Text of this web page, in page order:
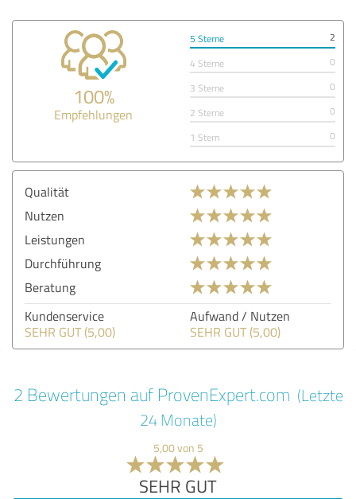
100%
Empfehlungen
5 Sterne
2
4 Sterne
0
3 Sterne
0
2 Sterne
0
1 Stern
0
Qualität
Nutzen
Leistungen
Durchführung
Beratung
Kundenservice
SEHR GUT (5,00)
Aufwand / Nutzen
SEHR GUT (5,00)
2 Bewertungen auf ProvenExpert.com (Letzte
24 Monate)
5,00 von 5
SEHR GUT